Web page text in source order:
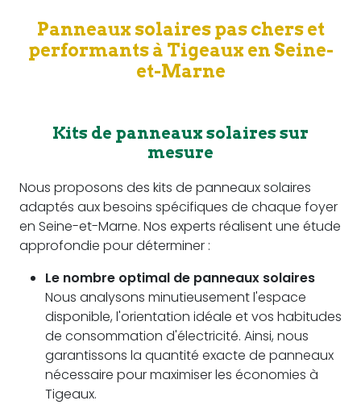
Panneaux solaires pas chers et
performants à Tigeaux en Seine-
et-Marne
Kits de panneaux solaires sur
mesure
Nous proposons des kits de panneaux solaires
adaptés aux besoins spécifiques de chaque foyer
en Seine-et-Marne. Nos experts réalisent une étude
approfondie pour déterminer :
Le nombre optimal de panneaux solaires
Nous analysons minutieusement l'espace
disponible, l'orientation idéale et vos habitudes
de consommation d'électricité. Ainsi, nous
garantissons la quantité exacte de panneaux
nécessaire pour maximiser les économies à
Tigeaux.